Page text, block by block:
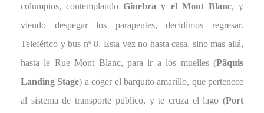
columpios, contemplandoGinebra y el Mont Blanc, y
viendo despegar los parapentes, decidimos regresar.
Teleférico y bus nº 8. Esta vez no hasta casa, sino mas allá,
hasta le Rue Mont Blanc, para ir a los muelles (Pâquis
Landing Stage) a coger el barquito amarillo, que pertenece
al sistema de transporte público, y te cruza el lago (Port